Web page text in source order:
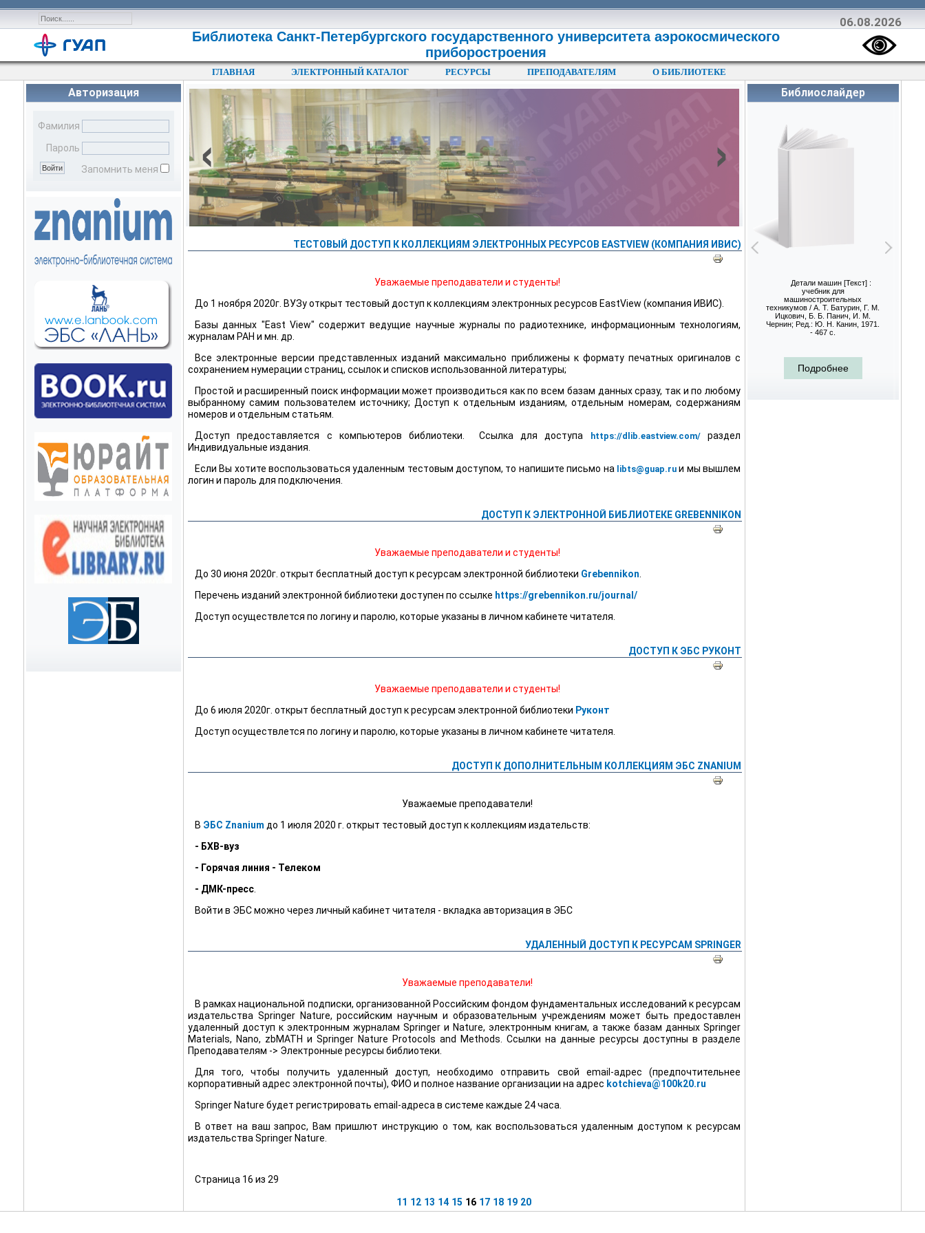
06.08.2026
Библиотека Санкт-Петербургского государственного университета аэрокосмического
приборостроения
ГЛАВНАЯ ЭЛЕКТРОННЫЙ КАТАЛОГ РЕСУРСЫ ПРЕПОДАВАТЕЛЯМ О БИБЛИОТЕКЕ
Авторизация
Фамилия
Пароль
Запомнить меня
‹ ›
ТЕСТОВЫЙ ДОСТУП К КОЛЛЕКЦИЯМ ЭЛЕКТРОННЫХ РЕСУРСОВ EASTVIEW (КОМПАНИЯ ИВИС)
Уважаемые преподаватели и студенты!
До 1 ноября 2020г. ВУЗу открыт тестовый доступ к коллекциям электронных ресурсов EastView (компания ИВИС).
Базы данных "East View" содержит ведущие научные журналы по радиотехнике, информационным технологиям,
журналам РАН и мн. др.
Все электронные версии представленных изданий максимально приближены к формату печатных оригиналов с
сохранением нумерации страниц, ссылок и списков использованной литературы;
Простой и расширенный поиск информации может производиться как по всем базам данных сразу, так и по любому
выбранному самим пользователем источнику; Доступ к отдельным изданиям, отдельным номерам, содержаниям
номеров и отдельным статьям.
Доступ предоставляется с компьютеров библиотеки. Ссылка для доступа
https://dlib.eastview.com/раздел
Индивидуальные издания.
Если Вы хотите воспользоваться удаленным тестовым доступом, то напишите письмо на libts@guap.ruи мы вышлем
логин и пароль для подключения.
ДОСТУП К ЭЛЕКТРОННОЙ БИБЛИОТЕКЕ GREBENNIKON
Уважаемые преподаватели и студенты!
До 30 июня 2020г. открыт бесплатный доступ к ресурсам электронной библиотеки Grebennikon
Перечень изданий электронной библиотеки доступен по ссылке https://grebennikon.ru/journal/
Доступ осуществлется по логину и паролю, которые указаны в личном кабинете читателя.
ДОСТУП К ЭБС РУКОНТ
Уважаемые преподаватели и студенты!
До 6 июля 2020г. открыт бесплатный доступ к ресурсам электронной библиотеки Руконт
Доступ осуществлется по логину и паролю, которые указаны в личном кабинете читателя.
ДОСТУП К ДОПОЛНИТЕЛЬНЫМ КОЛЛЕКЦИЯМ ЭБС ZNANIUM
Уважаемые преподаватели!
В ЭБС Znanium до 1 июля 2020 г. открыт тестовый доступ к коллекциям издательств:
- БХВ-вуз
- Горячая линия - Телеком
- ДМК-пресс.
Войти в ЭБС можно через личный кабинет читателя - вкладка авторизация в ЭБС
УДАЛЕННЫЙ ДОСТУП К РЕСУРСАМ SPRINGER
Уважаемые преподаватели!
В рамках национальной подписки, организованной Российским фондом фундаментальных исследований к ресурсам
издательства Springer Nature, российским научным и образовательным учреждениямможет быть предоставлен
удаленный доступ к электронным журналам Springer и Nature, электронным книгам, а также базам данных Springer
Materials, Nano, zbMATH и Springer Nature Protocols and Methods. Ссылки на данные ресурсы доступны в разделе
Преподавателям -> Электронные ресурсы библиотеки.
Для того, чтобы получить удаленный доступ, необходимо отправить свой email-адрес (предпочтительнее
корпоративный адрес электронной почты), ФИО и полное название организации на адрес kotchieva@100k20.ru
Springer Nature будет регистрировать email-адреса в системе каждые 24 часа.
В ответ на ваш запрос, Вам пришлют инструкцию о том, как воспользоваться удаленным доступом к ресурсам
издательства Springer Nature.
Страница 16 из 29
11 12 13 14 15 16 17 18 19 20
Библиослайдер
Детали машин [Текст] :
учебник для
машиностроительных
техникумов / А. Т. Батурин, Г. М.
Ицкович, Б. Б. Панич, И. М.
Чернин; Ред.: Ю. Н. Канин, 1971.
- 467 с.
Подробнее
Вычислительная
процессами [Текст]
Справочник / Н. Н.
С. Вальденберг, Я. Г.